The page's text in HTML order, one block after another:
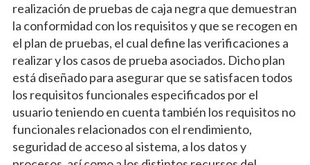
realización de pruebas de caja negra que demuestran
la conformidad con los requisitos y que se recogen en
el plan de pruebas, el cual define las verificaciones a
realizar y los casos de prueba asociados. Dicho plan
está diseñado para asegurar que se satisfacen todos
los requisitos funcionales especificados por el
usuario teniendo en cuenta también los requisitos no
funcionales relacionados con el rendimiento,
seguridad de acceso al sistema, a los datos y